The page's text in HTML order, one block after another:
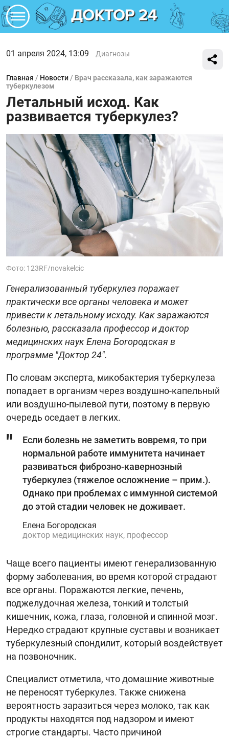
01 апреля 2024, 13:09 Диагнозы
Главная / Новости / Врач рассказала, как заражаются
туберкулезом
Летальный исход. Как
развивается туберкулез?
Фото: 123RF/novakelcic
Генерализованный туберкулез поражает
практически все органы человека и может
привести к летальному исходу. Как заражаются
болезнью, рассказала профессор и доктор
медицинских наук Елена Богородская в
программе "Доктор 24".
По словам эксперта, микобактерия туберкулеза
попадает в организм через воздушно-капельный
или воздушно-пылевой пути, поэтому в первую
очередь оседает в легких.
Если болезнь не заметить вовремя, то при
нормальной работе иммунитета начинает
развиваться фиброзно-кавернозный
туберкулез (тяжелое осложнение – прим.).
Однако при проблемах с иммунной системой
до этой стадии человек не доживает.
Елена Богородская
доктор медицинских наук, профессор
Чаще всего пациенты имеют генерализованную
форму заболевания, во время которой страдают
все органы. Поражаются легкие, печень,
поджелудочная железа, тонкий и толстый
кишечник, кожа, глаза, головной и спинной мозг.
Нередко страдают крупные суставы и возникает
туберкулезный спондилит, который воздействует
на позвоночник.
Специалист отметила, что домашние животные
не переносят туберкулез. Также снижена
вероятность заразиться через молоко, так как
продукты находятся под надзором и имеют
строгие стандарты. Часто причиной